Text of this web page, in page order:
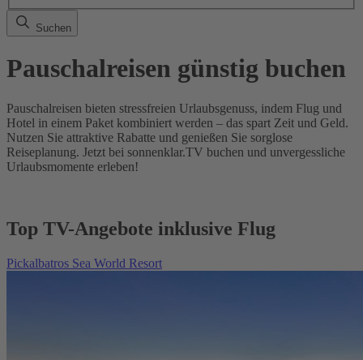
Suchen
Pauschalreisen günstig buchen
Pauschalreisen bieten stressfreien Urlaubsgenuss, indem Flug und
Hotel in einem Paket kombiniert werden – das spart Zeit und Geld.
Nutzen Sie attraktive Rabatte und genießen Sie sorglose
Reiseplanung. Jetzt bei sonnenklar.TV buchen und unvergessliche
Urlaubsmomente erleben!
Top TV-Angebote inklusive Flug
Pickalbatros Sea World Resort